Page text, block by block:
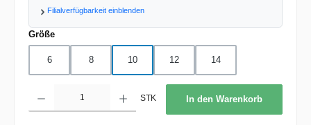
Filialverfügbarkeit einblenden
Größeauswählen
6 8 10 12 14
STK In den Warenkorb